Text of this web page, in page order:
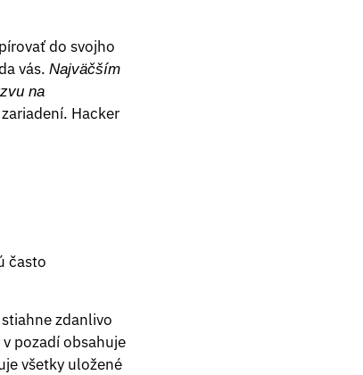
do svojho
vás. Najväčším
na
Hacker
často
zdanlivo
pozadí obsahuje
všetky uložené